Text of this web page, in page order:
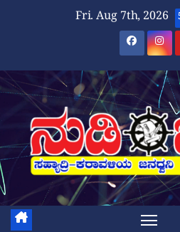
Fri. Aug 7th, 2026